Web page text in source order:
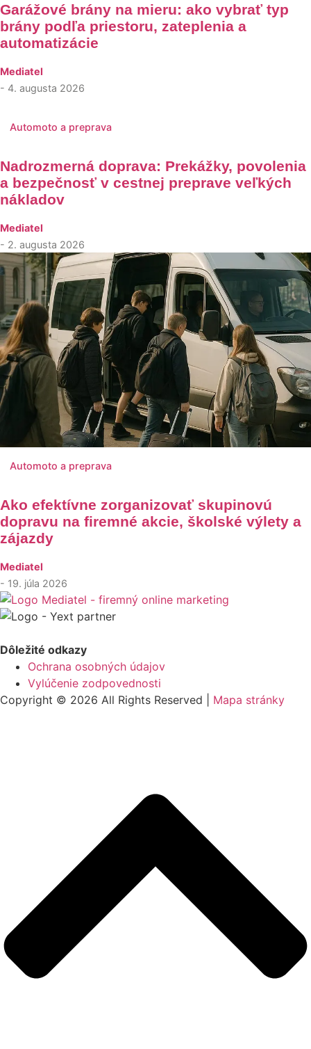
Garážové brány na mieru: ako vybrať typ
brány podľa priestoru, zateplenia a
automatizácie
Mediatel
- 4. augusta 2026
Automoto a preprava
Nadrozmerná doprava: Prekážky, povolenia
a bezpečnosť v cestnej preprave veľkých
nákladov
Mediatel
- 2. augusta 2026
Automoto a preprava
Ako efektívne zorganizovať skupinovú
dopravu na firemné akcie, školské výlety a
zájazdy
Mediatel
- 19. júla 2026
Dôležité odkazy
Ochrana osobných údajov
Vylúčenie zodpovednosti
Copyright © 2026 All Rights Reserved | Mapa stránky